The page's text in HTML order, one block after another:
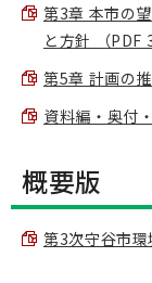
第3章 本市の
と方針 （PDF
第5章 計画の
資料編・奥付
概要版
第3次守谷市環